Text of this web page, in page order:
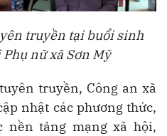
truyền tại buổi sinh
nữ xã Sơn Mỹ
truyền, Công an xã
nhật các phương thức,
nền tảng mạng xã hội,